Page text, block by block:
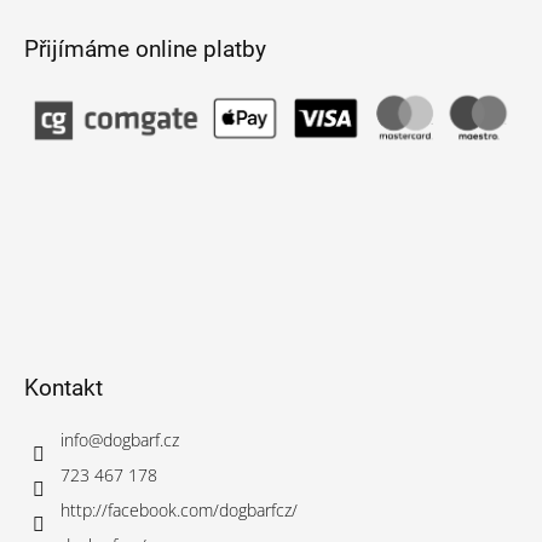
Přijímáme online platby
Kontakt
info@dogbarf.cz
723 467 178
http://facebook.com/dogbarfcz/